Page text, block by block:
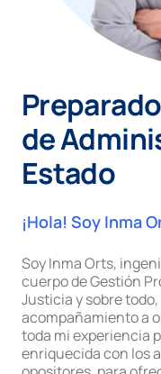
de
Estado
¡Hola! Soy Inma
Soy Inma Orts,
cuerpo de Gestión
Justicia y sobre
acompañamiento a
toda mi experiencia
enriquecida con los